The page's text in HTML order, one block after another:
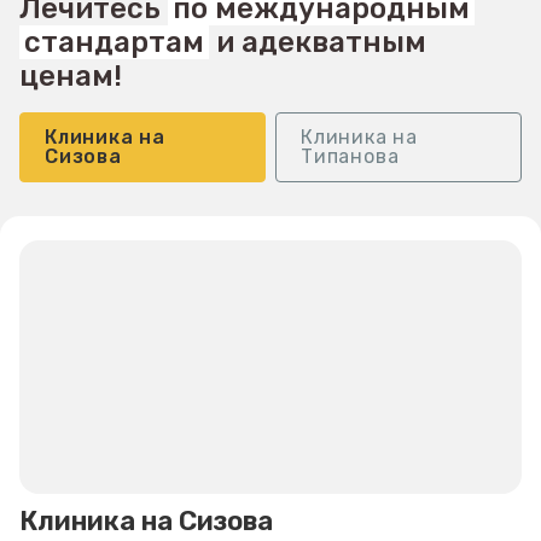
Лечитесь по международным
стандартам и адекватным
ценам!
Клиника на
Сизова
Клиника на
Типанова
Клиника на Сизова